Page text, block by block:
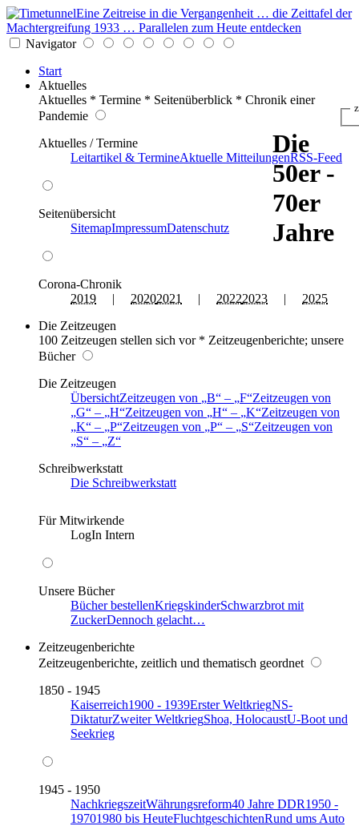
Eine Zeitreise in die Vergangenheit … die Zeittafel der
Machtergreifung 1933 … Parallelen zum Heute entdecken
Navigator
Start
Aktuelles
Aktuelles * Termine * Seitenüberblick * Chronik einer
Pandemie
Aktuelles / Termine
Leitartikel & TermineAktuelle MitteilungenRSS-Feed
Seitenübersicht
SitemapImpressumDatenschutz
Corona-Chronik
2019 | 20202021 | 20222023 | 2025
Die Zeitzeugen
100 Zeitzeugen stellen sich vor * Zeitzeugenberichte; unsere
Bücher
Die Zeitzeugen
ÜbersichtZeitzeugen von B – F Zeitzeugen von
G
– H Zeitzeugen von H – K Zeitzeugen von
K
– P Zeitzeugen von P – S Zeitzeugen von
S
–
Z
Schreibwerkstatt
Die Schreibwerkstatt
Für Mitwirkende
LogIn Intern
Unsere Bücher
Bücher bestellenKriegskinderSchwarzbrot mit
ZuckerDennoch gelacht…
Zeitzeugenberichte
Zeitzeugenberichte, zeitlich und thematisch geordnet
1850 - 1945
Kaiserreich1900 - 1939Erster WeltkriegNS-
DiktaturZweiter WeltkriegShoa, HolocaustU-Boot und
Seekrieg
1945 - 1950
NachkriegszeitWährungsreform40 Jahre DDR1950 -
19701980 bis HeuteFluchtgeschichtenRund ums Auto
Die
50er -
70er
Jahre